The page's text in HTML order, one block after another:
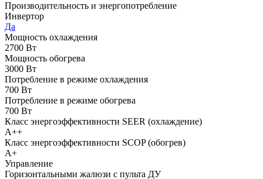
Производительность и энергопотребление
Инвертор
Да
Мощность охлаждения
2700 Вт
Мощность обогрева
3000 Вт
Потребление в режиме охлаждения
700 Вт
Потребление в режиме обогрева
700 Вт
Класс энергоэффективности SEER (охлаждение)
A++
Класс энергоэффективности SCOP (обогрев)
A+
Управление
Горизонтальными жалюзи с пульта ДУ